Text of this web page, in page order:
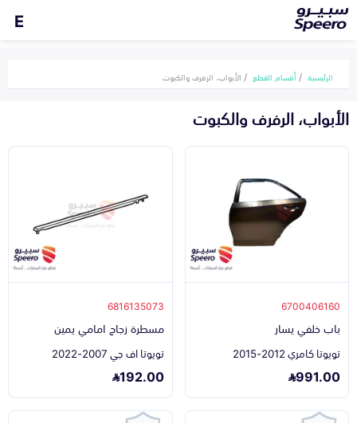
E
الرئيسية أقسام القطع الأبواب، الرفرف والكبوت
الأبواب، الرفرف والكبوت
6700406160
باب خلفي يسار
تويوتا كامري 2012-2015
991.00
6816135073
مسطرة زجاج امامي يمين
تويوتا اف جي 2007-2022
192.00